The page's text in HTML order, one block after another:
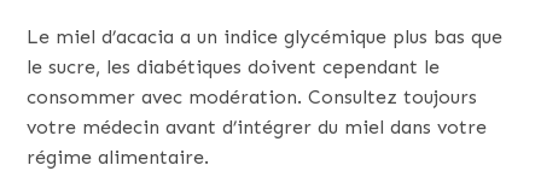
Le miel d’acacia a un indice glycémique plus bas que
le sucre, les diabétiques doivent cependant le
consommer avec modération. Consultez toujours
votre médecin avant d’intégrer du miel dans votre
régime alimentaire.